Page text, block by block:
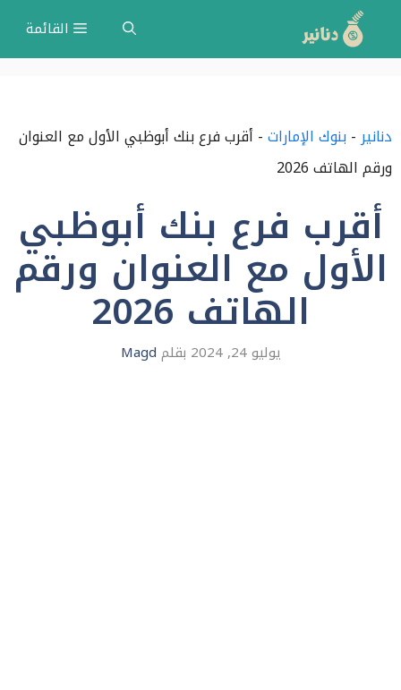
انتقل
إلى
القائمة
دنانير-بنوك الإمارات- أقرب فرع بنك أبوظبي الأول مع العنوان
ورقم الهاتف 2026
أقرب فرع بنك أبوظبي
الأول مع العنوان ورقم
الهاتف 2026
يوليو 24, 2024 بقلم Magd